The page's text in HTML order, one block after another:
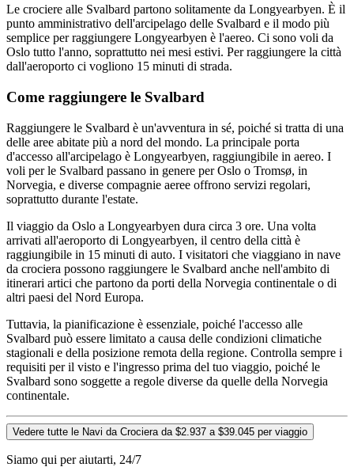
Le crociere alle Svalbard partono solitamente da Longyearbyen. È il
punto amministrativo dell'arcipelago delle Svalbard e il modo più
semplice per raggiungere Longyearbyen è l'aereo. Ci sono voli da
Oslo tutto l'anno, soprattutto nei mesi estivi. Per raggiungere la città
dall'aeroporto ci vogliono 15 minuti di strada.
Come raggiungere le Svalbard
Raggiungere le Svalbard è un'avventura in sé, poiché si tratta di una
delle aree abitate più a nord del mondo. La principale porta
d'accesso all'arcipelago è Longyearbyen, raggiungibile in aereo. I
voli per le Svalbard passano in genere per Oslo o Tromsø, in
Norvegia, e diverse compagnie aeree offrono servizi regolari,
soprattutto durante l'estate.
Il viaggio da Oslo a Longyearbyen dura circa 3 ore. Una volta
arrivati all'aeroporto di Longyearbyen, il centro della città è
raggiungibile in 15 minuti di auto. I visitatori che viaggiano in nave
da crociera possono raggiungere le Svalbard anche nell'ambito di
itinerari artici che partono da porti della Norvegia continentale o di
altri paesi del Nord Europa.
Tuttavia, la pianificazione è essenziale, poiché l'accesso alle
Svalbard può essere limitato a causa delle condizioni climatiche
stagionali e della posizione remota della regione. Controlla sempre i
requisiti per il visto e l'ingresso prima del tuo viaggio, poiché le
Svalbard sono soggette a regole diverse da quelle della Norvegia
continentale.
Vedere tutte le Navi da Crociera da $2.937 a $39.045 per viaggio
Siamo qui per aiutarti, 24/7